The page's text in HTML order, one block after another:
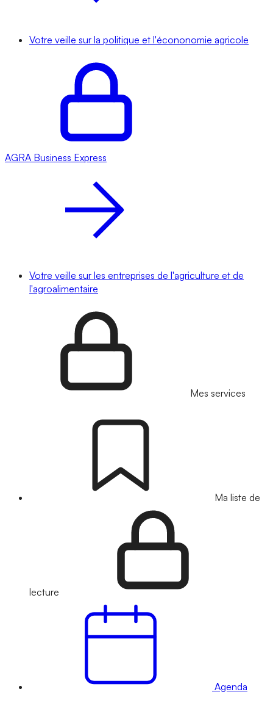
Votre veille sur la politique et l'écononomie agricole
AGRA Business Express
Votre veille sur les entreprises de l'agriculture et de
l'agroalimentaire
Mes services
Ma liste de
lecture
Agenda